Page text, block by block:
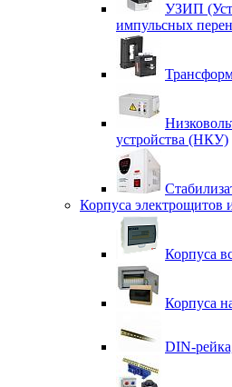
УЗИП
импульсных
устройства (НКУ)
Корпуса электрощитов
Корпуса
Корпуса
DIN-